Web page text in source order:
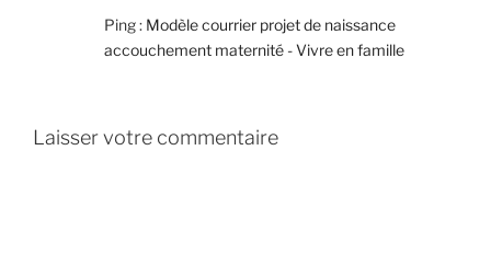
Ping : Modèle courrier projet de naissance
accouchement maternité - Vivre en famille
Laisser votre commentaire